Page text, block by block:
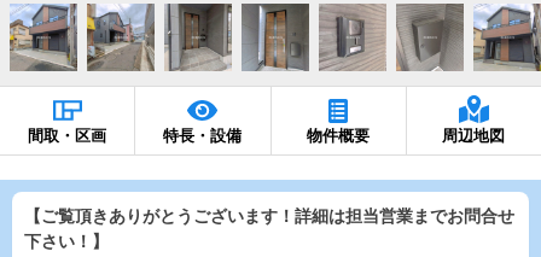
間取・区画 特長・設備 物件概要 周辺地図
【ご覧頂きありがとうございます！詳細は担当営業までお問合せ
下さい！】